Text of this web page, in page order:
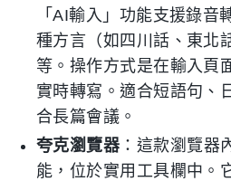
「AI輸入」功能支援錄音
種方言（如四川話、東北
等。操作方式是在輸入頁
實時轉寫。適合短語句、
合長篇會議。
夸克瀏覽器 ：這款瀏覽器
能，位於實用工具欄中。